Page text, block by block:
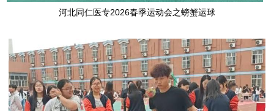
河北同仁医专2026春季运动会之螃蟹运球